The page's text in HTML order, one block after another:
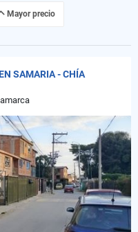
Mayor precio
SAMARIA - CHÍA